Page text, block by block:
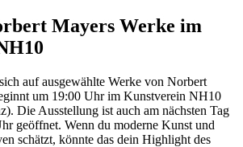
Mayers Werke im
auf ausgewählte Werke von Norbert
um 19:00 Uhr im Kunstverein NH10
Die Ausstellung ist auch am nächsten Tag
geöffnet. Wenn du moderne Kunst und
schätzt, könnte das dein Highlight des